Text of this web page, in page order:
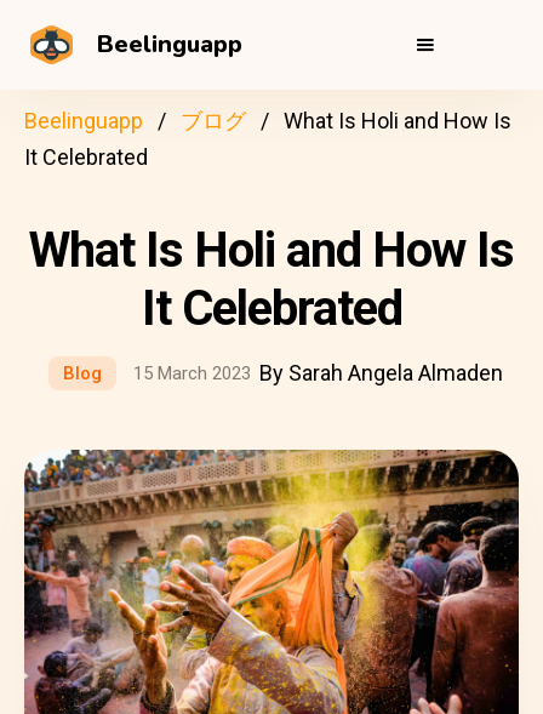
Beelinguapp
Beelinguapp ブログ
What Is Holi and How Is
It Celebrated
What Is Holi and How Is
It Celebrated
Blog 15 March 2023 By Sarah Angela Almaden